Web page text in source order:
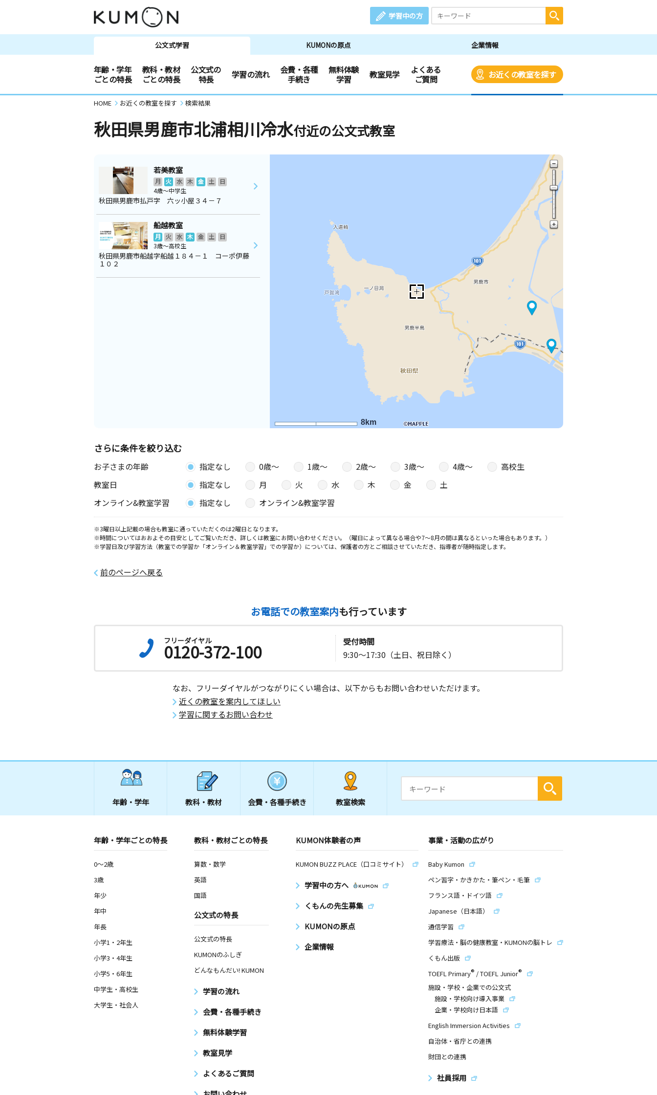
学習中の方
公文式学習 KUMONの原点 企業情報
年齢・学年
ごとの特長
教科・教材
ごとの特長
公文式の
特長
学習の流れ
会費・各種
手続き
無料体験
学習
教室見学
よくある
ご質問
お近くの教室を探す
HOME お近くの教室を探す 検索結果
秋田県男鹿市北浦相川冷水付近の公文式教室
8km
若美教室
月 火 水 木 金 土
日
4歳～中学生
秋田県男鹿市払戸字 六ッ小屋３４－７
船越教室
月 火 水 木 金 土
日
3歳～高校生
秋田県男鹿市船越字船越１８４－１ コーポ伊藤
１０２
さらに条件を絞り込む
お子さまの年齢 指定なし 0歳〜 1歳〜 2歳〜 3歳〜 4歳〜
高校生
教室日
指定なし 月 火 水 木 金
土
オンライン&教室学習
指定なし オンライン&教室学習
※3曜日以上記載の場合も教室に通っていただくのは2曜日となります。
※時間についてはおおよその目安としてご覧いただき、詳しくは教室にお問い合わせください。（曜日によって異なる場合や7～8月の間は異なるといった場合もあります。）
※学習日及び学習方法（教室での学習か「オンライン＆教室学習」での学習か）については、保護者の方とご相談させていただき、指導者が随時指定します。
前のページへ戻る
お電話での教室案内も行っています
フリーダイヤル
0120-372-100
受付時間
9:30～17:30（土日、祝日除く）
なお、フリーダイヤルがつながりにくい場合は、以下からもお問い合わせいただけます。
近くの教室を案内してほしい
学習に関するお問い合わせ
年齢・学年 教科・教材 会費・ 各種手続き 教室検索
年齢・学年ごとの特長
0～2歳
3歳
年少
年中
年長
小学1・2年生
小学3・4年生
小学5・6年生
中学生・高校生
大学生・社会人
教科・教材ごとの特長
算数・数学
英語
国語
公文式の特長
公文式の特長
KUMONのふしぎ
どんなもんだい! KUMON
学習の流れ
会費・各種手続き
無料体験学習
教室見学
よくあるご質問
KUMON体験者の声
KUMON BUZZ PLACE（口コミサイト）
学習中の方へ
くもんの先生募集
KUMONの原点
企業情報
事業・活動の広がり
Baby Kumon
ペン習字・かきかた・筆ペン・毛筆
フランス語・ドイツ語
Japanese（日本語）
通信学習
学習療法・脳の健康教室・KUMONの脳トレ
くもん出版
TOEFL Primary® /TOEFL Junior®
施設・学校・企業での公文式
施設・学校向け導入事業
企業・学校向け日本語
English Immersion Activities
自治体・省庁との連携
財団との連携
社員採用